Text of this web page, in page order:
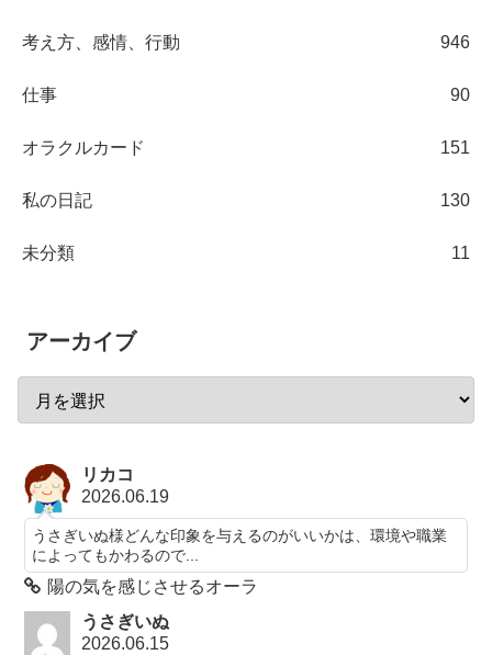
考え方、感情、行動 946
仕事 90
オラクルカード 151
私の日記 130
未分類 11
アーカイブ
リカコ
2026.06.19
うさぎいぬ様どんな印象を与えるのがいいかは、環境や職業
によってもかわるので...
陽の気を感じさせるオーラ
うさぎいぬ
2026.06.15